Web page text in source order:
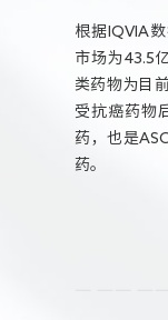
根据IQVIA
市场为43.5
类药物为目
受抗癌药物
药，也是
药。